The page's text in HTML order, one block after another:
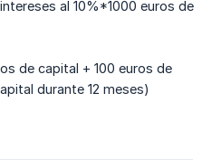
al 10%*1000 euros de
de capital + 100 euros de
durante 12 meses)